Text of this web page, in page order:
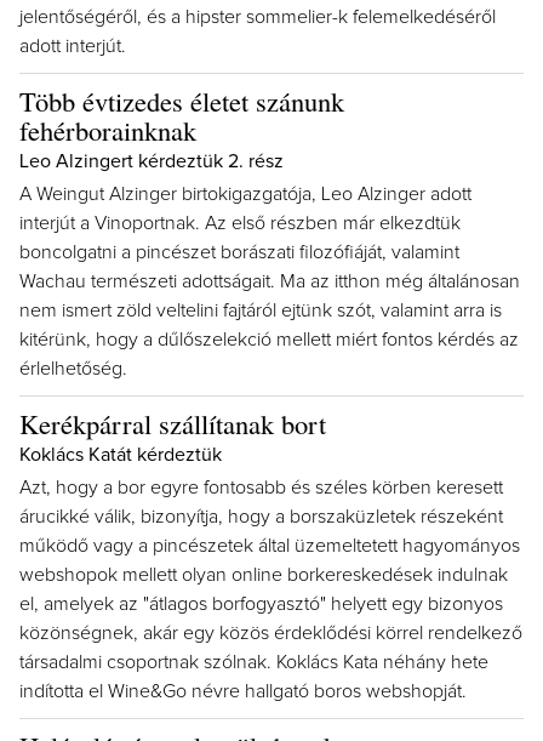
jelentőségéről, és a hipster sommelier-k felemelkedéséről
adott interjút.
Több évtizedes életet szánunk
fehérborainknak
Leo Alzingert kérdeztük 2. rész
A Weingut Alzinger birtokigazgatója, Leo Alzinger adott
interjút a Vinoportnak. Az első részben már elkezdtük
boncolgatni a pincészet borászati filozófiáját, valamint
Wachau természeti adottságait. Ma az itthon még általánosan
nem ismert zöld veltelini fajtáról ejtünk szót, valamint arra is
kitérünk, hogy a dűlőszelekció mellett miért fontos kérdés az
érlelhetőség.
Kerékpárral szállítanak bort
Koklács Katát kérdeztük
Azt, hogy a bor egyre fontosabb és széles körben keresett
árucikké válik, bizonyítja, hogy a borszaküzletek részeként
működő vagy a pincészetek által üzemeltetett hagyományos
webshopok mellett olyan online borkereskedések indulnak
el, amelyek az "átlagos borfogyasztó" helyett egy bizonyos
közönségnek, akár egy közös érdeklődési körrel rendelkező
társadalmi csoportnak szólnak. Koklács Kata néhány hete
indította el Wine&Go névre hallgató boros webshopját.